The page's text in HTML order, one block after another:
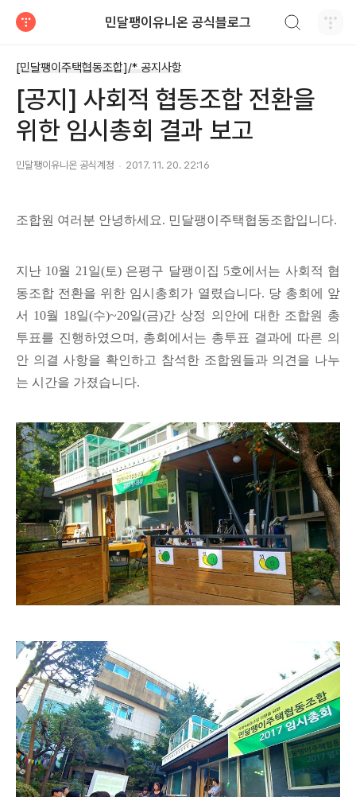
민달팽이유니온 공식블로그
[민달팽이주택협동조합]/* 공지사항
[공지] 사회적 협동조합 전환을
위한 임시총회 결과 보고
민달팽이유니온 공식계정 2017. 11. 20. 22:16
조합원 여러분 안녕하세요. 민달팽이주택협동조합입니다.
지난 10월 21일(토) 은평구 달팽이집 5호에서는 사회적 협
동조합 전환을 위한 임시총회가 열렸습니다. 당 총회에 앞
서 10월 18일(수)~20일(금)간 상정 의안에 대한 조합원 총
투표를 진행하였으며, 총회에서는 총투표 결과에 따른 의
안 의결 사항을 확인하고 참석한 조합원들과 의견을 나누
는 시간을 가졌습니다.